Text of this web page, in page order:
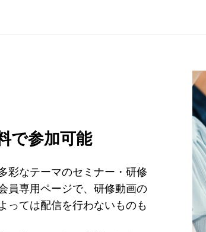
で参加可能
彩なテーマのセミナー・研修
員専用ページで、研修動画の
っては配信を行わないものも